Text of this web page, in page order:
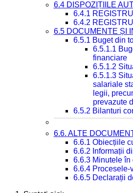
6.4 DISPOZIȚIILE
6.4.1
6.4.2
6.5 DOCUMENTE ȘI
6.5.1 Buget din
6.5.1.1
financiare
6.5.1.2
6.5.1.3
salariale
legii,
prevazute
6.5.2 Bilanturi
6.6. ALTE
6.6.1 Obiecțiile
6.6.2 Informații
6.6.3 Minutele
6.6.4
6.6.5 Declarații